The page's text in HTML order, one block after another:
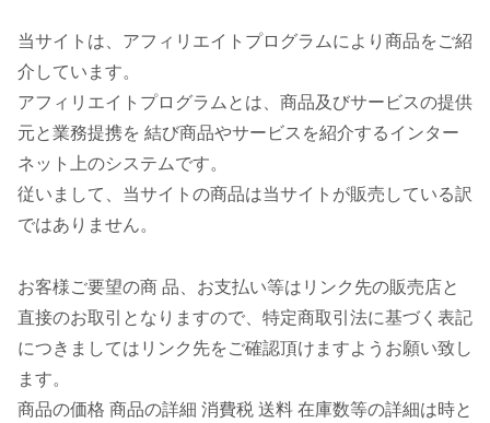
当サイトは、アフィリエイトプログラムにより商品をご紹
介しています。
アフィリエイトプログラムとは、商品及びサービスの提供
元と業務提携を 結び商品やサービスを紹介するインター
ネット上のシステムです。
従いまして、当サイトの商品は当サイトが販売している訳
ではありません。
お客様ご要望の商 品、お支払い等はリンク先の販売店と
直接のお取引となりますので、特定商取引法に基づく表記
につきましてはリンク先をご確認頂けますようお願い致し
ます。
商品の価格 商品の詳細 消費税 送料 在庫数等の詳細は時と